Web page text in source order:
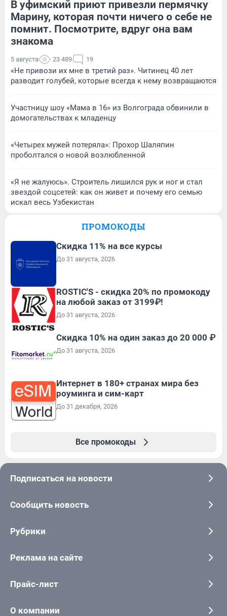
В уфимский приют привезли пермячку
Марину, которая почти ничего о себе не
помнит. Посмотрите, вдруг она вам
знакома
5 августа 23 489 19
«Не привози их мне в третий раз». Читинец 40 лет
разводит голубей, которые всегда к нему возвращаются
Участницу шоу «Мама в 16» из Волгограда обвинили в
домогательствах к младенцу
«Четырех мужей потеряла»: Прохор Шаляпин
проболтался о новой возлюбленной
«Я не жалуюсь». Строитель лишился рук и ног и стал
звездой соцсетей: как он живет и почему его семью
искал весь Узбекистан
ПРОМОКОДЫ
Скидка 11% на все курсы
До 31 августа, 2026
ROSTIC'S - скидка 20% по промокоду
на любой заказ от 3199₽!
До 31 августа, 2026
Скидка 10% на один заказ до 20 000 ₽
До 31 августа, 2026
Интернет в 180+ странах мира без
роуминга и сим-карт
До 31 декабря, 2026
Все промокоды
Подписаться на новости
Сообщить новость
Рубрики
Реклама на сайте
Прайс-лист
О компании